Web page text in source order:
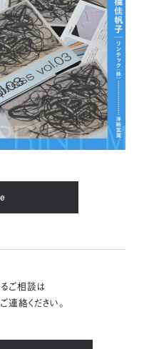
ご相談は
連絡ください。